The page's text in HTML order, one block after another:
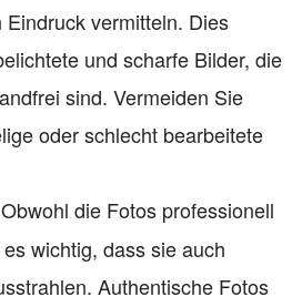
Eindruck vermitteln. Dies
und scharfe Bilder, die
sind. Vermeiden Sie
oder schlecht bearbeitete
Obwohl die Fotos professionell
wichtig, dass sie auch
Authentische Fotos